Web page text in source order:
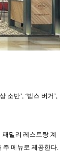
소반’, ‘빕스 버거 ’,
패밀리 레스토랑 계
주 메뉴로 제공한다.